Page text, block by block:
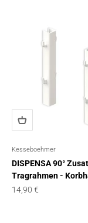
Kesseboehmer
DISPENSA 90°
Tragrahmen -
Angebot
14,90 €